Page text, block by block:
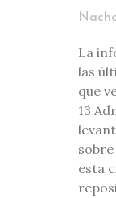
La
las
que
13
esta